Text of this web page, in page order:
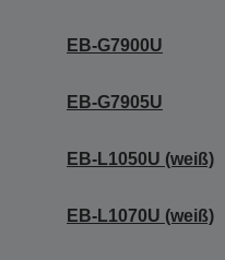
EB-G7900U
EB-G7905U
EB-L1050U (weiß)
EB-L1070U (weiß)